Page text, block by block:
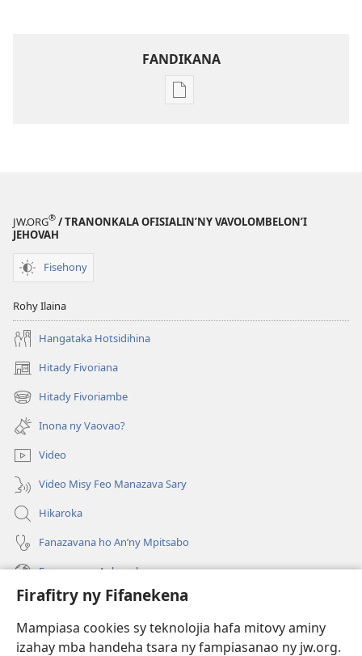
Firafitry ny Fifanekena
Mampiasa cookies sy teknolojia hafa mitovy aminy
izahay mba handeha tsara ny fampiasanao ny jw.org.
FANDIKANA
Fandikana
JW.ORG® / TRANONKALA OFISIALIN’NY VAVOLOMBELON’I
JEHOVAH
Fisehony
Rohy Ilaina
Hangataka Hotsidihina
Hitady Fivoriana
(manokatra
rohy) Hitady Fivoriambe
(manokatra
rohy) Inona ny Vaovao?
Video
Video Misy Feo Manazava Sary
Hikaroka
Fanazavana ho An’ny Mpitsabo
Fanazavana Ankapobeny
Fanampiana
Fanomezana
(manokatra